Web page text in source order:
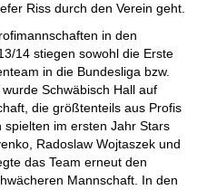
Riss durch den Verein geht.
in den
14 stiegen sowohl die Erste
in die Bundesliga bzw.
Schwäbisch Hall auf
die größtenteils aus Profis
im ersten Jahr Stars
Radoslaw Wojtaszek und
das Team erneut den
Mannschaft. In den